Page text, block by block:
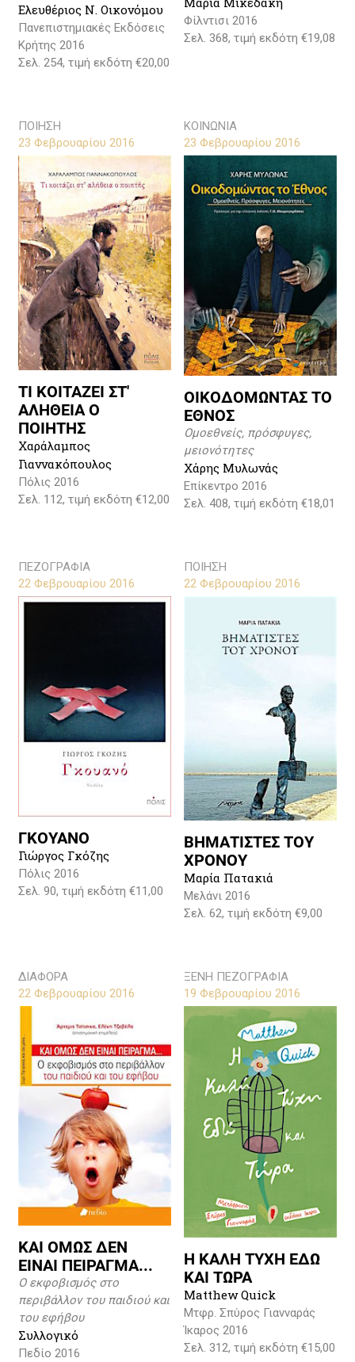
Ελευθέριος Ν. Οικονόμου
Πανεπιστημιακές Εκδόσεις
Κρήτης 2016
Σελ. 254, τιμή εκδότη €20,00
Φίλντισι 2016
Σελ. 368, τιμή εκδότη €19,08
ΠΟΙΗΣΗ
23 Φεβρουαρίου 2016
ΤΙ ΚΟΙΤΑΖΕΙ ΣΤ'
ΑΛΗΘΕΙΑ Ο
ΠΟΙΗΤΗΣ
Χαράλαμπος
Γιαννακόπουλος
Πόλις 2016
Σελ. 112, τιμή εκδότη €12,00
ΚΟΙΝΩΝΙΑ
23 Φεβρουαρίου 2016
ΟΙΚΟΔΟΜΩΝΤΑΣ ΤΟ
ΕΘΝΟΣ
Ομοεθνείς, πρόσφυγες,
μειονότητες
Χάρης Μυλωνάς
Επίκεντρο 2016
Σελ. 408, τιμή εκδότη €18,01
ΠΕΖΟΓΡΑΦΙΑ
22 Φεβρουαρίου 2016
ΓΚΟΥΑΝΟ
Γιώργος Γκόζης
Πόλις 2016
Σελ. 90, τιμή εκδότη €11,00
ΠΟΙΗΣΗ
22 Φεβρουαρίου 2016
ΒΗΜΑΤΙΣΤΕΣ ΤΟΥ
ΧΡΟΝΟΥ
Μαρία Πατακιά
Μελάνι 2016
Σελ. 62, τιμή εκδότη €9,00
ΔΙΑΦΟΡΑ
22 Φεβρουαρίου 2016
ΚΑΙ ΟΜΩΣ ΔΕΝ
ΕΙΝΑΙ ΠΕΙΡΑΓΜΑ...
Ο εκφοβισμός στο
περιβάλλον του παιδιού και
του εφήβου
Συλλογικό
Πεδίο 2016
ΞΕΝΗ ΠΕΖΟΓΡΑΦΙΑ
19 Φεβρουαρίου 2016
Η ΚΑΛΗ ΤΥΧΗ ΕΔΩ
ΚΑΙ ΤΩΡΑ
Matthew Quick
Μτφρ. Σπύρος Γιανναράς
Ίκαρος 2016
Σελ. 312, τιμή εκδότη €15,00